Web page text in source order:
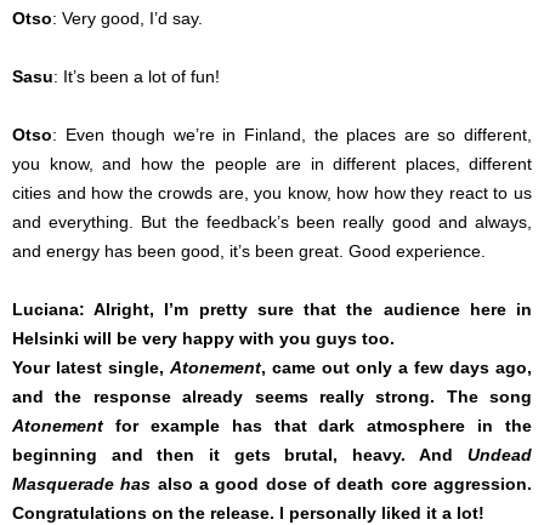
Otso: Very good, I’d say.
Sasu: It’s been a lot of fun!
Otso: Even though we’re in Finland, the places are so different,
you know, and how the people are in different places, different
cities and how the crowds are, you know, how how they react to us
and everything. But the feedback’s been really good and always,
and energy has been good, it’s been great. Good experience.
Luciana: Alright, I’m pretty sure that the audience here in
Helsinki will be very happy with you guys too.
Your latest single, Atonement, came out only a few days ago,
and the response already seems really strong. The song
Atonement for example has that dark atmosphere in the
beginning and then it gets brutal, heavy.
And Undead
Masquerade has also a good dose of death core aggression.
Congratulations on the release. I personally liked it a lot!